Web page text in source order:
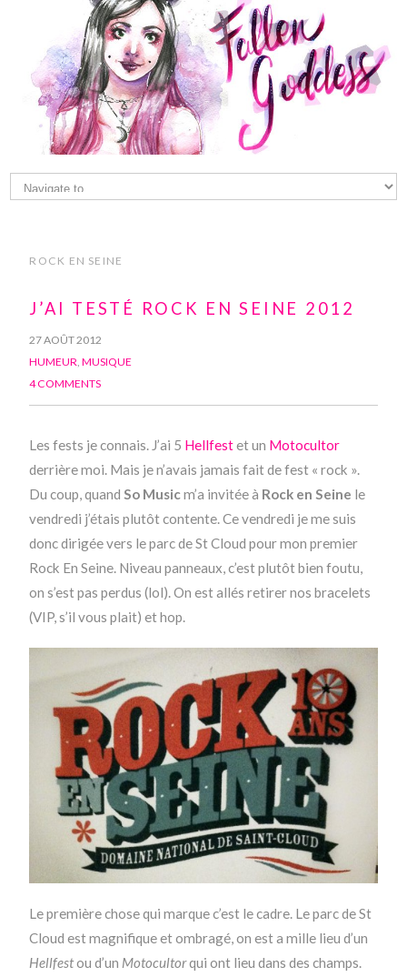
ROCK EN SEINE
J’AI TESTÉ ROCK EN SEINE 2012
27 AOÛT 2012
HUMEUR,MUSIQUE
4 COMMENTS
Les fests je connais. J’ai 5 Hellfestet un Motocultor
derrière moi. Mais je n’avais jamais fait de fest « rock ».
Du coup, quandSo Musicm’a invitée à Rock en Seine le
vendredi j’étais plutôt contente. Ce vendredi je me suis
donc dirigée vers le parc de St Cloud pour mon premier
Rock En Seine. Niveau panneaux, c’est plutôt bien foutu,
on s’est pas perdus (lol). On est allés retirer nos bracelets
(VIP, s’il vous plait) et hop.
Le première chose qui marque c’est le cadre. Le parc de St
Cloud est magnifique et ombragé, on est a mille lieu d’un
Hellfestou d’un Motocultorqui ont lieu dans des champs.